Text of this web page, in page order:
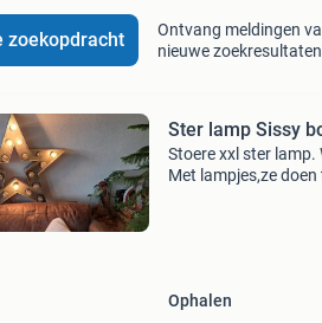
zoekopdracht
Ontvang meldingen
nieuwe zoekresultaten
Ster lamp Sissy
Stoere xxl ster lamp.
Met lampjes,ze
Ophalen